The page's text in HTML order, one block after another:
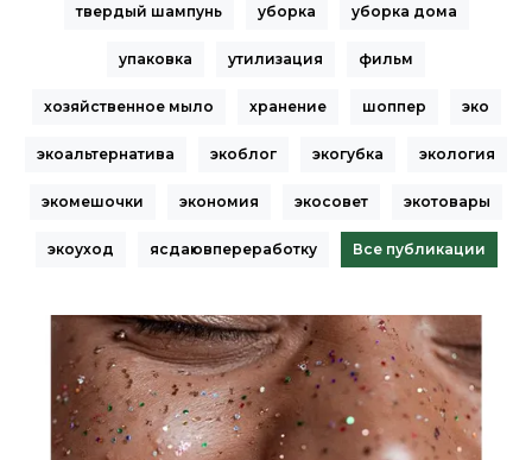
твердый шампунь уборка уборка дома
упаковка утилизация фильм
хозяйственное мыло хранение шоппер эко
экоальтернатива экоблог экогубка экология
экомешочки экономия экосовет экотовары
экоуход ясдаювпереработку Все публикации